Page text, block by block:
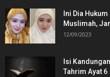
Ini Dia
Muslimah,
12/09/2023
Isi
Tahrim Ayat 6